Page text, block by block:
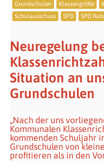
Grundschulen Klassengröße
Schulausschuss
SPD SPD
Neuregelung
Situation an
Grundschulen
„Nach der uns
Kommunalen
kommenden Schuljahr
Grundschulen von
profitieren als in den